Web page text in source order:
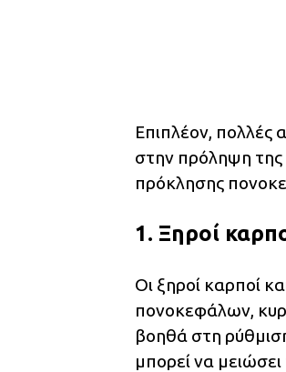
Επιπλέον, πολλές
στην πρόληψη της
πρόκλησης
1. Ξηροί
Οι ξηροί καρποί
πονοκεφάλων,
βοηθά στη
μπορεί να